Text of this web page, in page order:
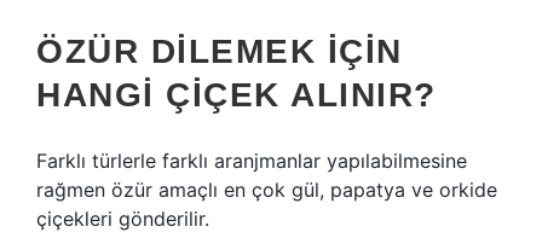
ÖZÜR DILEMEK IÇIN
HANGI ÇIÇEK ALINIR?
Farklı türlerle farklı aranjmanlar yapılabilmesine
rağmen özür amaçlı en çok gül, papatya ve orkide
çiçekleri gönderilir.